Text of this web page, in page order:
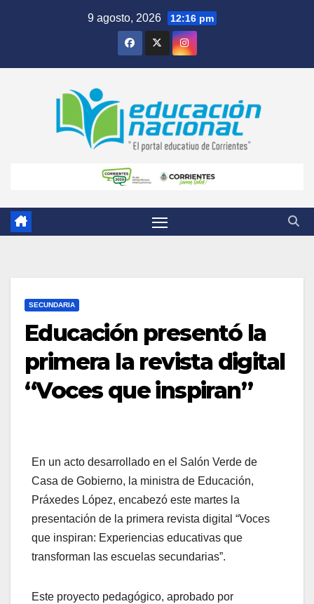
9 agosto, 2026 12:16 pm
SECUNDARIA
Educación presentó la
primera la revista digital
“Voces que inspiran”
En un acto desarrollado en el Salón Verde de
Casa de Gobierno, la ministra de Educación,
Práxedes López, encabezó este martes la
presentación de la primera revista digital “Voces
que inspiran: Experiencias educativas que
transforman las escuelas secundarias”.
Este proyecto pedagógico, aprobado por